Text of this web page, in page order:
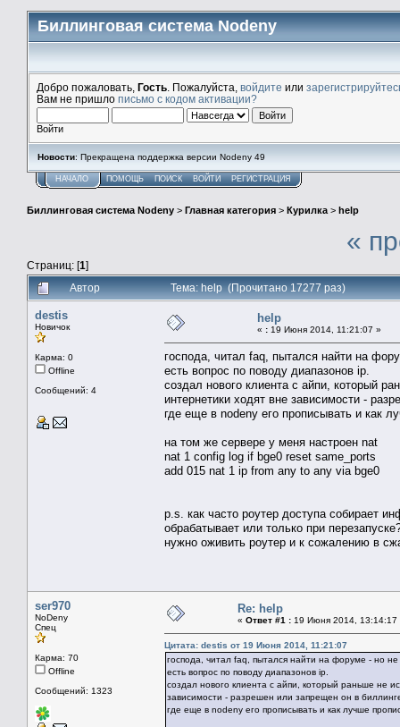
Биллинговая система Nodeny
Добро пожаловать, Гость . Пожалуйста, войдите или
Вам не пришло письмо с кодом активации?
Войти
Новости: Прекращена поддержка версии Nodeny 49
НАЧАЛО ПОМОЩЬ ПОИСК ВОЙТИ РЕГИСТРАЦИЯ
Биллинговая система Nodeny > Главная категория > Курилка > help
Страниц: [1]
«
Автор Тема: help (Прочитано 17277 раз)
destis
Новичок
Карма: 0
Offline
Сообщений: 4
help
« : 19 Июня 2014, 11:21:07 »
господа, читал faq, пытался найти на
есть вопрос по поводу диапазонов ip.
создал нового клиента с айпи, который
интернетики ходят вне зависимости -
где еще в nodeny его прописывать и как
на том же сервере у меня настроен nat
nat 1 config log if bge0 reset same_ports
add 015 nat 1 ip from any to any via bge0
p.s. как часто роутер доступа собирает
обрабатывает или только при
нужно оживить роутер и к сожалению в
ser970
NoDeny
Спец
Карма: 70
Offline
Сообщений: 1323
Re: help
« Ответ #1 : 19 Июня 2014, 13:14:17
Цитата: destis от 19 Июня 2014, 11:21:07
господа, читал faq, пытался найти на форуме - но не
есть вопрос по поводу диапазонов ip.
создал нового клиента с айпи, который раньше не
зависимости - разрешен или запрещен он в
где еще в nodeny его прописывать и как лучше